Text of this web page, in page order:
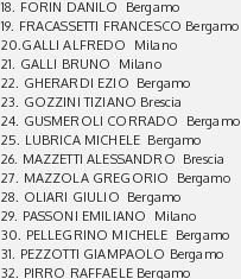
18. FORIN DANILO Bergamo
19. FRACASSETTI FRANCESCO Bergamo
20.GALLI ALFREDO Milano
21. GALLI BRUNO Milano
22. GHERARDI EZIO Bergamo
23. GOZZINI TIZIANO Brescia
24. GUSMEROLI CORRADO Bergamo
25. LUBRICA MICHELE Bergamo
26. MAZZETTI ALESSANDRO Brescia
27. MAZZOLA GREGORIO Bergamo
28. OLIARI GIULIO Bergamo
29. PASSONI EMILIANO Milano
30. PELLEGRINO MICHELE Bergamo
31. PEZZOTTI GIAMPAOLO Bergamo
32. PIRRO RAFFAELE Bergamo